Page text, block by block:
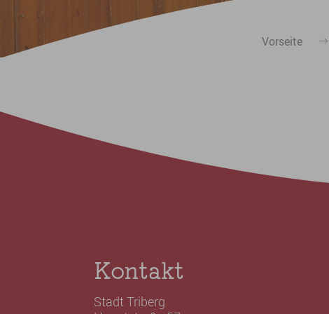
Vorseite
Kontakt
Stadt Triberg